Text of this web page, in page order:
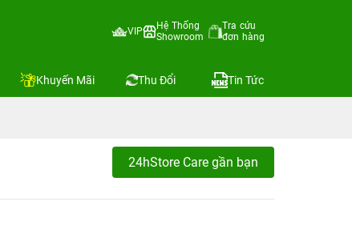
VIP
Hệ Thống
Showroom
Tra cứu
đơn hàng
Khuyến Mãi Thu Đổi Tin Tức
24hStore Care gần bạn